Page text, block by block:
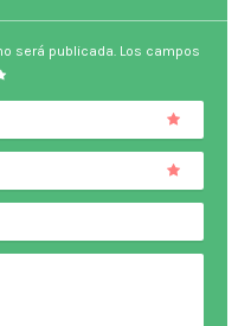
será publicada. Los campos